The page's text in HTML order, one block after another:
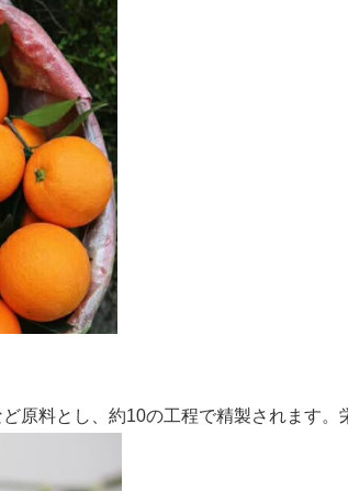
原料とし、約10の工程で精製されます。